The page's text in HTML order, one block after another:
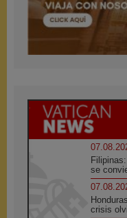
se
crisis